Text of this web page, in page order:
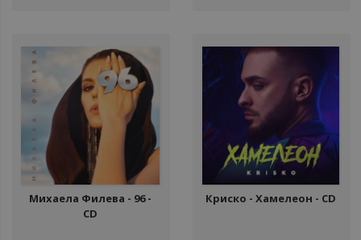
Михаела Филева - 96 -
CD
Криско - Хамелеон - CD